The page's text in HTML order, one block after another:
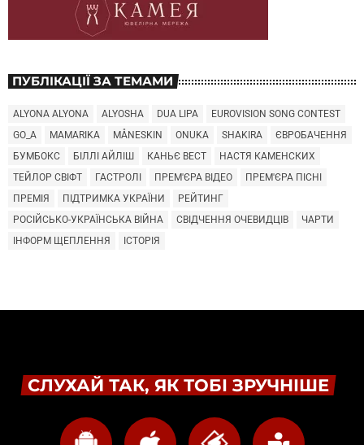
ПУБЛІКАЦІЇ ЗА ТЕМАМИ
ALYONA ALYONA ALYOSHA DUA LIPA
EUROVISION SONG CONTEST
GO_A
MAMARIKA MÅNESKIN ONUKA SHAKIRA
ЄВРОБАЧЕННЯ
БУМБОКС
БІЛЛІ АЙЛІШ КАНЬЄ ВЕСТ
НАСТЯ КАМЕНСКИХ
ТЕЙЛОР СВІФТ
ГАСТРОЛІ ПРЕМ'ЄРА ВІДЕО
ПРЕМ'ЄРА ПІСНІ
ПРЕМІЯ
ПІДТРИМКА УКРАЇНИ
РЕЙТИНГ
РОСІЙСЬКО-УКРАЇНСЬКА ВІЙНА
СВІДЧЕННЯ ОЧЕВИДЦІВ
ЧАРТИ
ІНФОРМ ЩЕПЛЕННЯ
ІСТОРІЯ
СЛУХАЙ ТАК, ЯК ТОБІ ЗРУЧНІШЕ